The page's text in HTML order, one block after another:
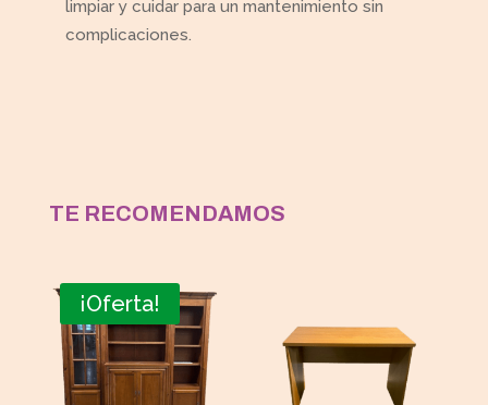
limpiar y cuidar para un mantenimiento sin
complicaciones.
TE RECOMENDAMOS
¡Oferta!